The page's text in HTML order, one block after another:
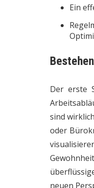
Ein
Der erste
sind
oder
neuen